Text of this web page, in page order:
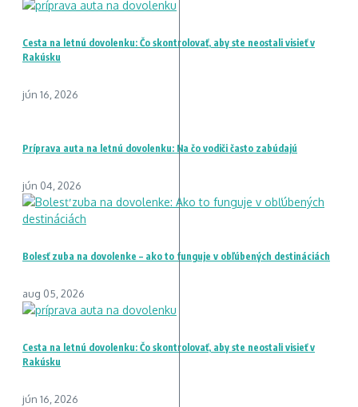
Cesta na letnú dovolenku: Čo skontrolovať, aby ste neostali visieť v
Rakúsku
jún 16, 2026
Príprava auta na letnú dovolenku: Na čo vodiči často zabúdajú
jún 04, 2026
Bolesť zuba na dovolenke – ako to funguje v obľúbených destináciách
aug 05, 2026
Cesta na letnú dovolenku: Čo skontrolovať, aby ste neostali visieť v
Rakúsku
jún 16, 2026